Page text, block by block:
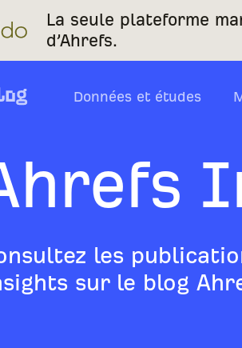
La seule plateforme
d’Ahrefs.
Données et études
les
sur le blog